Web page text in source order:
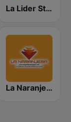
La Lider Stereo ZER 96.5
La Naranjera de Sibers